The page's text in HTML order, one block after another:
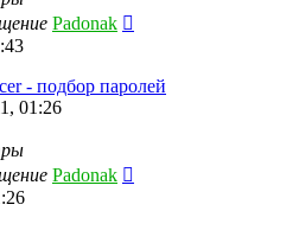
Padonak
- подбор паролей
01:26
Padonak